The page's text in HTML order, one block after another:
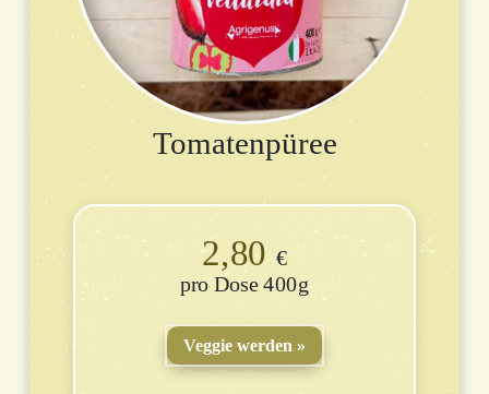
Tomatenpüree
2,80€
Dose 400g
Veggie werden